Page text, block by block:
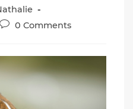
Post0 Comments